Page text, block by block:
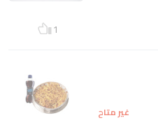
1
غير متاح